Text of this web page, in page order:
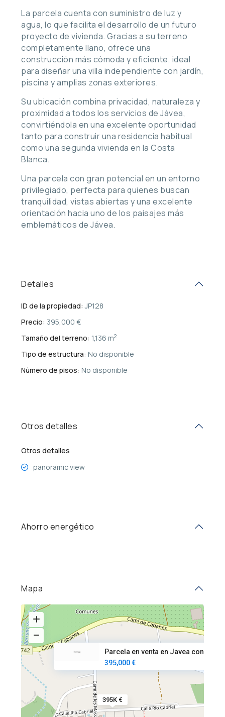
La parcela cuenta con suministro de luz y
agua, lo que facilita el desarrollo de un futuro
proyecto de vivienda. Gracias a su terreno
completamente llano, ofrece una
construcción más cómoda y eficiente, ideal
para diseñar una villa independiente con jardín,
piscina y amplias zonas exteriores.
Su ubicación combina privacidad, naturaleza y
proximidad a todos los servicios de Jávea,
convirtiéndola en una excelente oportunidad
tanto para construir una residencia habitual
como una segunda vivienda en la Costa
Blanca.
Una parcela con gran potencial en un entorno
privilegiado, perfecta para quienes buscan
tranquilidad, vistas abiertas y una excelente
orientación hacia uno de los paisajes más
emblemáticos de Jávea.
Detalles
ID de la propiedad: JP128
Precio: 395,000 €
Tamaño del terreno: 1,136 m2
Tipo de estructura: No disponible
Número de pisos: No disponible
Otros detalles
Otros detalles
panoramic view
Ahorro energético
Mapa
395K €
Parcela en venta en Javea con
395,000 €